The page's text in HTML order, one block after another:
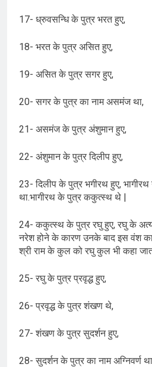
17- ध्रुवसन्धि के पुत्र भरत हुए,
18- भरत के पुत्र असित हुए,
19- असित के पुत्र सगर हुए,
20- सगर के पुत्र का नाम असमंज था,
21- असमंज के पुत्र अंशुमान हुए,
22- अंशुमान के पुत्र दिलीप हुए,
23- दिलीप के पुत्र भगीरथ हुए, भागीरथ
था.भागीरथ के पुत्र ककुत्स्थ थे |
24- ककुत्स्थ के पुत्र रघु हुए, रघु के
नरेश होने के कारण उनके बाद इस वंश
श्री राम के कुल को रघु कुल भी कहा
25- रघु के पुत्र प्रवृद्ध हुए,
26- प्रवृद्ध के पुत्र शंखण थे,
27- शंखण के पुत्र सुदर्शन हुए,
28- सुदर्शन के पुत्र का नाम अग्निवर्ण